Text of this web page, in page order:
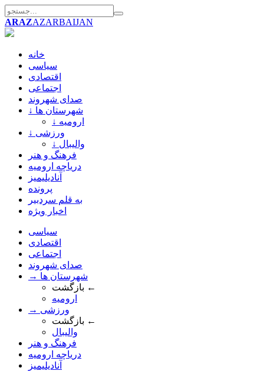
ARAZAZARBAIJAN
خانه
سیاسی
اقتصادی
اجتماعی
صدای شهروند
↓ شهرستان ها
↓ ارومیه
↓ ورزشی
↓ والیبال
فرهنگ و هنر
دریاچه ارومیه
آنادیلیمیز
پرونده
به قلم سردبیر
اخبار ویژه
سیاسی
اقتصادی
اجتماعی
صدای شهروند
→ شهرستان ها
بازگشت ←
ارومیه
→ ورزشی
بازگشت ←
والیبال
فرهنگ و هنر
دریاچه ارومیه
آنادیلیمیز